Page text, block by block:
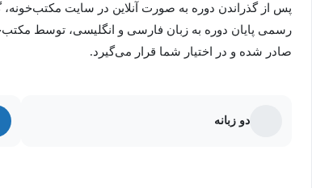
پس از گذراندن دوره به صورت آنلاین در سایت مکتب‌خونه،
رسمی پایان دوره به زبان فارسی و انگلیسی، توسط
صادر شده و در اختیار شما قرار می‌گیرد.
دو زبانه